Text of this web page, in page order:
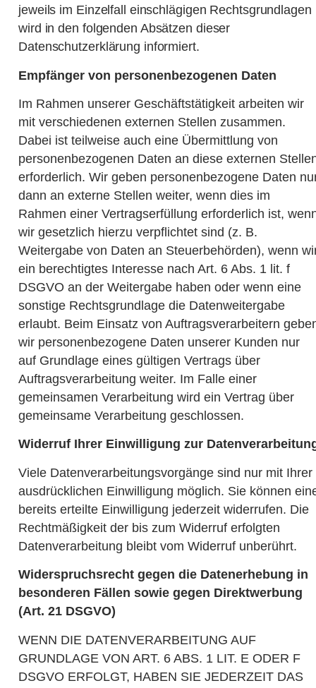
jeweils im Einzelfall einschlägigen Rechtsgrundlagen
wird in den folgenden Absätzen dieser
Datenschutzerklärung informiert.
Empfänger von personenbezogenen Daten
Im Rahmen unserer Geschäftstätigkeit arbeiten wir
mit verschiedenen externen Stellen zusammen.
Dabei ist teilweise auch eine Übermittlung von
personenbezogenen Daten an diese externen
erforderlich. Wir geben personenbezogene Daten
dann an externe Stellen weiter, wenn dies im
Rahmen einer Vertragserfüllung erforderlich ist,
wir gesetzlich hierzu verpflichtet sind (z. B.
Weitergabe von Daten an Steuerbehörden), wenn
ein berechtigtes Interesse nach Art. 6 Abs. 1 lit. f
DSGVO an der Weitergabe haben oder wenn eine
sonstige Rechtsgrundlage die Datenweitergabe
erlaubt. Beim Einsatz von Auftragsverarbeitern
wir personenbezogene Daten unserer Kunden nur
auf Grundlage eines gültigen Vertrags über
Auftragsverarbeitung weiter. Im Falle einer
gemeinsamen Verarbeitung wird ein Vertrag über
gemeinsame Verarbeitung geschlossen.
Widerruf Ihrer Einwilligung zur
Viele Datenverarbeitungsvorgänge sind nur mit Ihrer
ausdrücklichen Einwilligung möglich. Sie können
bereits erteilte Einwilligung jederzeit widerrufen. Die
Rechtmäßigkeit der bis zum Widerruf erfolgten
Datenverarbeitung bleibt vom Widerruf unberührt.
Widerspruchsrecht gegen die Datenerhebung in
besonderen Fällen sowie gegen Direktwerbung
(Art. 21 DSGVO)
WENN DIE DATENVERARBEITUNG AUF
GRUNDLAGE VON ART. 6 ABS. 1 LIT. E ODER F
DSGVO ERFOLGT, HABEN SIE JEDERZEIT DAS